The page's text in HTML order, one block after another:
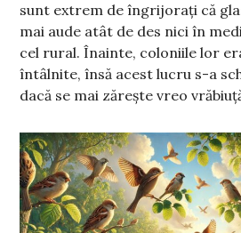
sunt extrem de îngrijorați că
mai aude atât de des nici în
cel rural. Înainte, coloniile lor
întâlnite, însă acest lucru s-a
dacă se mai zărește vreo